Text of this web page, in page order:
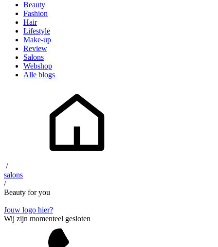
Beauty
Fashion
Hair
Lifestyle
Make-up
Review
Salons
Webshop
Alle blogs
/
salons
/
Beauty for you
Jouw logo hier?
Wij zijn momenteel gesloten